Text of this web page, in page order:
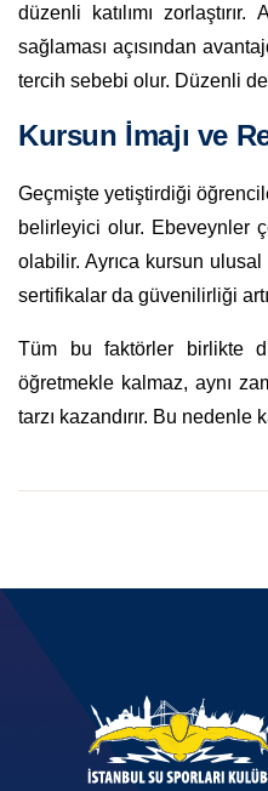
düzenli katılımı
sağlaması açısından
tercih sebebi olur. Düzenli
Kursun İmajı ve
Geçmişte yetiştirdiği
belirleyici olur. Ebeveynler
olabilir. Ayrıca kursun
sertifikalar da güvenilirliği
Tüm bu faktörler birlikte
öğretmekle kalmaz, aynı
tarzı kazandırır. Bu